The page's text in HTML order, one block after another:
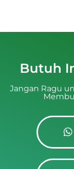
Butuh
Jangan Ragu